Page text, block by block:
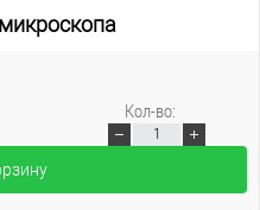
Кол-во: